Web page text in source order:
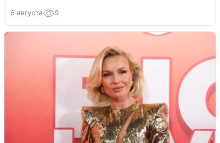
6 августа 9